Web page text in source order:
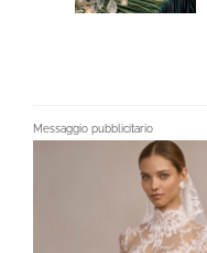
Messaggio pubblicitario